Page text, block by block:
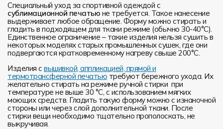
Специальный уход за спортивной одеждой с
сублимационной печатью не требуется. Такое нанесение
выдерживает любое обращение. Форму можно стирать и
гладить в подходящем для ткани режиме (обычно 30-40°С).
Единственное ограничение – такие изделия нельзя сушить в
некоторых моделях старых промышленных сушек, где они
подвергаются кратковременному нагреву свыше 200°С.
Изделия с вышивкой, аппликацией, прямой и
термотрансферной печатью требуют бережного ухода. Их
желательно стирать на режиме ручной стирки при
температуре не выше 30 °C, с использованием мягких
моющих средств. Гладить такую форму можно с изнаночной
стороны или через слой дополнительной ткани. После
стирки вещи необходимо тщательно прополоскать, не
выкручивая.